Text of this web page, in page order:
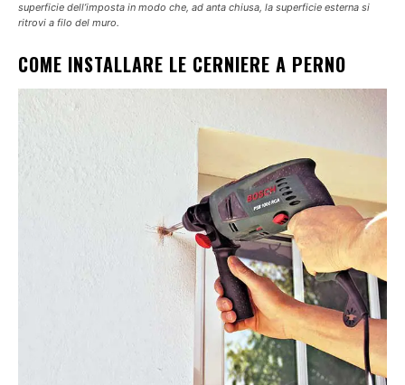
superficie dell’imposta in modo che, ad anta chiusa, la superficie esterna si
ritrovi a filo del muro.
COME INSTALLARE LE CERNIERE A PERNO